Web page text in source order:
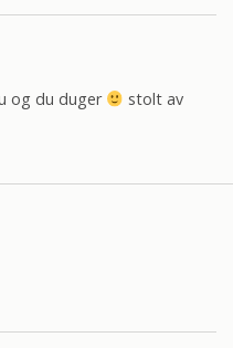
og du duger
stolt av